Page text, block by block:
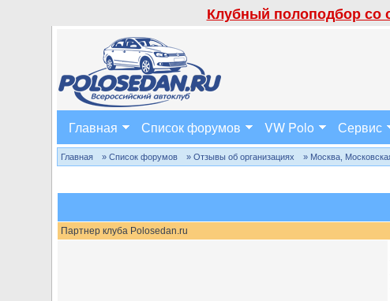
Клубный полоподбор со
Главная Список форумов VW Polo Сервис
Главная » Список форумов » Отзывы об организациях » Москва,
Партнер клуба Polosedan.ru